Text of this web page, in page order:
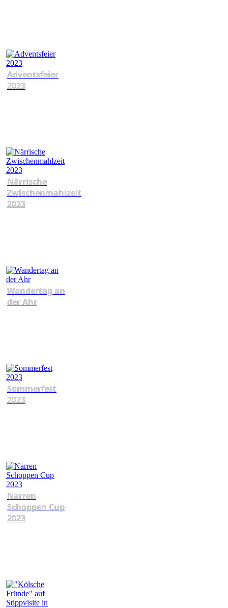
Adventsfeier
2023
Närrische
Zwischenmahlzeit
2023
Wandertag an
der Ahr
Sommerfest
2023
Narren
Schoppen Cup
2023